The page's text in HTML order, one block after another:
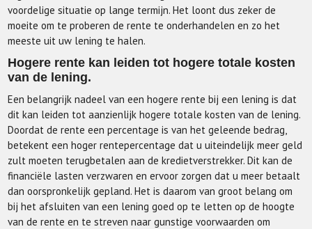
voordelige situatie op lange termijn. Het loont dus zeker de
moeite om te proberen de rente te onderhandelen en zo het
meeste uit uw lening te halen.
Hogere rente kan leiden tot hogere totale kosten
van de lening.
Een belangrijk nadeel van een hogere rente bij een lening is dat
dit kan leiden tot aanzienlijk hogere totale kosten van de lening.
Doordat de rente een percentage is van het geleende bedrag,
betekent een hoger rentepercentage dat u uiteindelijk meer geld
zult moeten terugbetalen aan de kredietverstrekker. Dit kan de
financiële lasten verzwaren en ervoor zorgen dat u meer betaalt
dan oorspronkelijk gepland. Het is daarom van groot belang om
bij het afsluiten van een lening goed op te letten op de hoogte
van de rente en te streven naar gunstige voorwaarden om